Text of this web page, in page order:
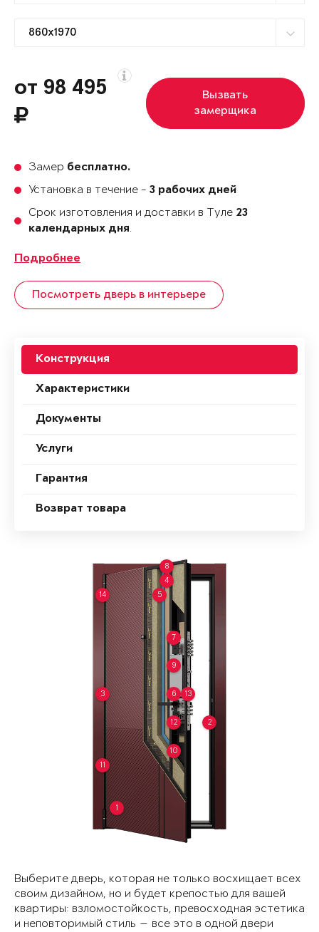
от 98 495
Вызвать
замерщика
Замер бесплатно.
Установка в течение - 3 рабочих дней
Срок изготовления и доставки в Туле 23
календарных дня.
Подробнее
Посмотреть дверь в интерьере
Конструкция
Характеристики
Документы
Услуги
Гарантия
Возврат товара
1
2
3
4
5
6
7
8
9
10
11
12
13
14
Выберите дверь, которая не только восхищает всех
своим дизайном, но и будет крепостью для вашей
квартиры: взломостойкость, превосходная эстетика
и неповторимый стиль — все это в одной двери